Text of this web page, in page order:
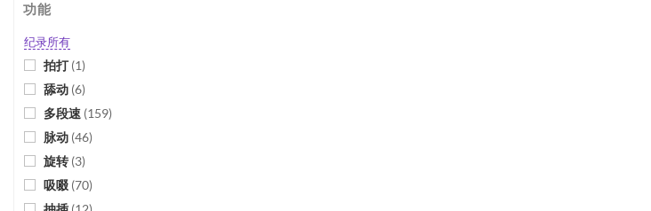
振动式假阳具
震蛋
震动式坐垫
手持式按摩棒
功能
纪录所有
拍打 (1)
舔动 (6)
多段速 (159)
脉动 (46)
旋转(3)
吸啜 (70)